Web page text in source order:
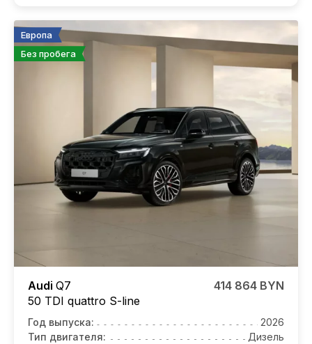
Европа
Без пробега
Audi Q7
50 TDI quattro S-line
414 864 BYN
Год выпуска:
2026
Тип двигателя:
Дизель